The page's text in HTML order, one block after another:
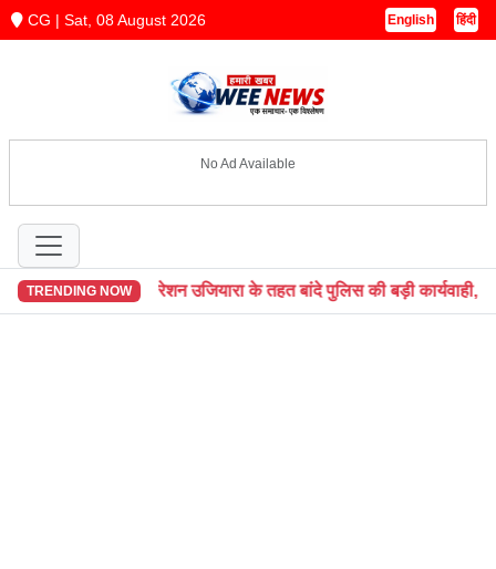
CG | Sat, 08 August 2026 English हिंदी
No Ad Available
TRENDING NOW
के तहत बांदे पुलिस की बड़ी कार्यवाही, 4 की.300 ग्रा.गांजा और नकदी